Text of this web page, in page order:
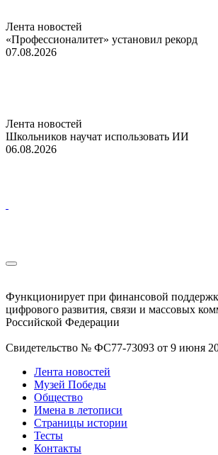
Лента новостей
«Профессионалитет» установил рекорд
07.08.2026
Лента новостей
Школьников научат использовать ИИ
06.08.2026
Функционирует при финансовой
цифрового развития, связи и массовых
Российской Федерации
Свидетельство № ФС77-73093 от 9 июня
Лента новостей
Музей Победы
Общество
Имена в летописи
Страницы истории
Тесты
Контакты